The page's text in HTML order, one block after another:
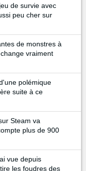
de survie avec
peu cher sur
de monstres à
vraiment
polémique
suite à ce
Steam va
plus de 900
vue depuis
les foudres des